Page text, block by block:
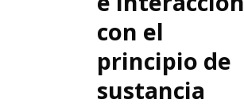
con el
principio de
sustancia